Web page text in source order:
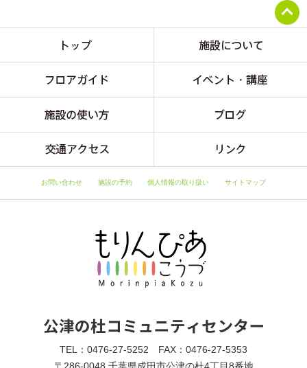
お問い合わせ 施設の予約 個人情報の取り扱い サイトマップ
TEL：0476-27-5252 FAX：0476-27-5353
〒286-0048 千葉県成田市公津の杜4丁目8番地